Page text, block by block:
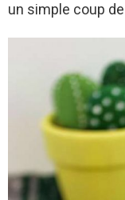
un simple coup